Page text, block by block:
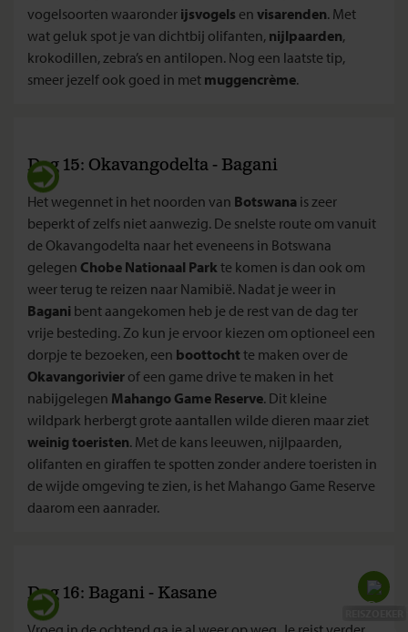
vogelsoorten waaronder ijsvogels en visarenden. Met
wat geluk spot je van dichtbij olifanten, nijlpaarden,
krokodillen, zebra’s en antilopen. Nog een laatste tip,
smeer jezelf ook goed in met muggencrème.
Dag 15: Okavangodelta - Bagani
Het wegennet in het noorden van Botswana is zeer
beperkt of zelfs niet aanwezig. De snelste route om vanuit
de Okavangodelta naar het eveneens in Botswana
gelegen Chobe Nationaal Park te komen is dan ook om
weer terug te reizen naar Namibië. Nadat je weer in
Bagani bent aangekomen heb je de rest van de dag ter
vrije besteding. Zo kun je ervoor kiezen om optioneel een
dorpje te bezoeken, een boottocht te maken over de
Okavangorivier of een game drive te maken in het
nabijgelegen Mahango Game Reserve. Dit kleine
wildpark herbergt grote aantallen wilde dieren maar ziet
weinig toeristen. Met de kans leeuwen, nijlpaarden,
olifanten en giraffen te spotten zonder andere toeristen in
de wijde omgeving te zien, is het Mahango Game Reserve
daarom een aanrader.
Dag 16: Bagani - Kasane